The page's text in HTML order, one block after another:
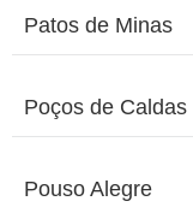
Patos de Minas
Poços de Caldas
Pouso Alegre